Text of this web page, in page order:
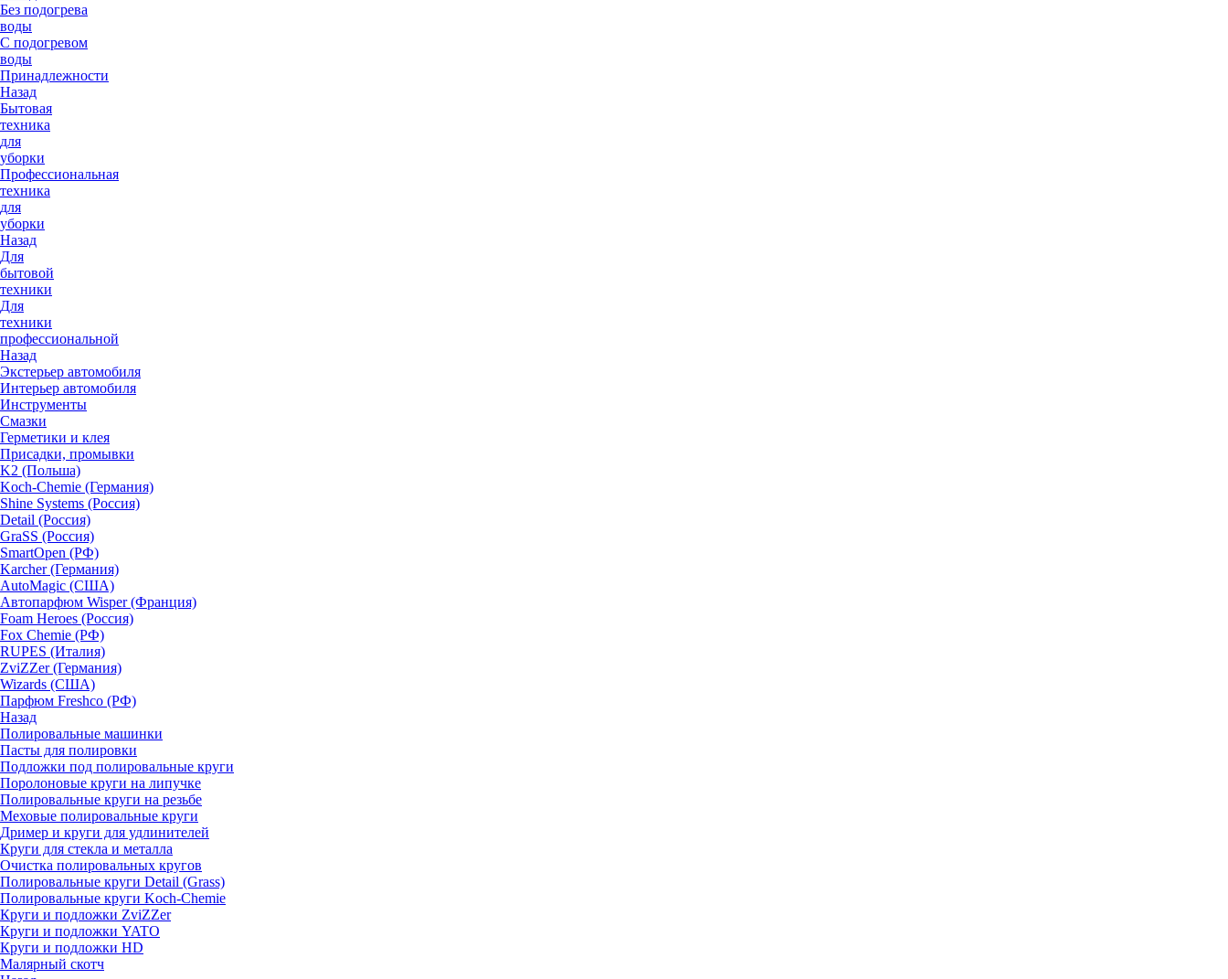
Без подогрева
воды
С подогревом
воды
Принадлежности
Назад
Бытовая
техника
для
уборки
Профессиональная
техника
для
уборки
Назад
Для
бытовой
техники
Для
техники
профессиональной
Назад
Экстерьер автомобиля
Интерьер автомобиля
Инструменты
Смазки
Герметики и клея
Присадки, промывки
K2 (Польша)
Koch-Chemie (Германия)
Shine Systems (Россия)
Detail (Россия)
GraSS (Россия)
SmartOpen (РФ)
Karcher (Германия)
AutoMagic (США)
Автопарфюм Wisper (Франция)
Foam Heroes (Россия)
Fox Chemie (РФ)
RUPES (Италия)
ZviZZer (Германия)
Wizards (США)
Парфюм Freshco (РФ)
Назад
Полировальные машинки
Пасты для полировки
Подложки под полировальные круги
Поролоновые круги на липучке
Полировальные круги на резьбе
Меховые полировальные круги
Дример и круги для удлинителей
Круги для стекла и металла
Очистка полировальных кругов
Полировальные круги Detail (Grass)
Полировальные круги Koch-Chemie
Круги и подложки ZviZZer
Круги и подложки YATO
Круги и подложки HD
Малярный скотч